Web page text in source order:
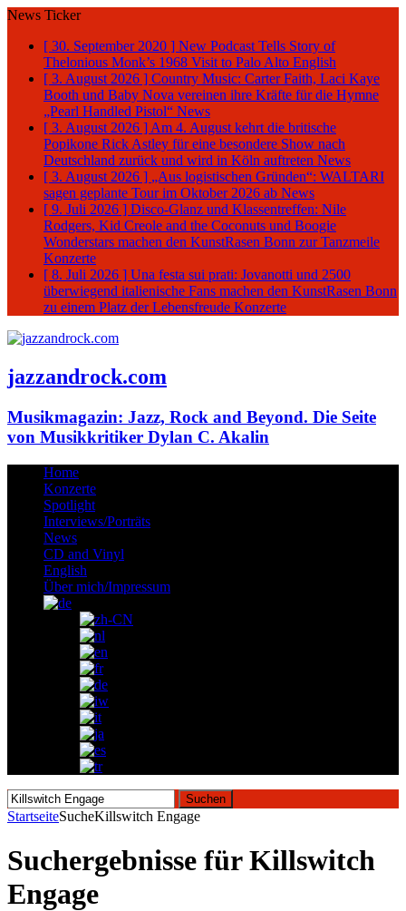
News Ticker
[ 30. September 2020 ] New Podcast Tells Story of
Thelonious Monk’s 1968 Visit to Palo Alto English
[ 3. August 2026 ] Country Music: Carter Faith, Laci Kaye
Booth und Baby Nova vereinen ihre Kräfte für die Hymne
„Pearl Handled Pistol“ News
[ 3. August 2026 ] Am 4. August kehrt die britische
Popikone Rick Astley für eine besondere Show nach
Deutschland zurück und wird in Köln auftreten News
[ 3. August 2026 ] „Aus logistischen Gründen“: WALTARI
sagen geplante Tour im Oktober 2026 ab News
[ 9. Juli 2026 ] Disco-Glanz und Klassentreffen: Nile
Rodgers, Kid Creole and the Coconuts und Boogie
Wonderstars machen den KunstRasen Bonn zur Tanzmeile
Konzerte
[ 8. Juli 2026 ] Una festa sui prati: Jovanotti und 2500
überwiegend italienische Fans machen den KunstRasen Bonn
zu einem Platz der Lebensfreude Konzerte
jazzandrock.com
Musikmagazin: Jazz, Rock and Beyond. Die Seite
von Musikkritiker Dylan C. Akalin
Home
Konzerte
Spotlight
Interviews/Porträts
News
CD and Vinyl
English
Über mich/Impressum
Suchen
nach:
StartseiteSucheKillswitch Engage
Suchergebnisse fürKillswitch
Engage